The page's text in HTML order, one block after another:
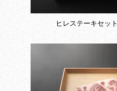
ヒレステーキセット